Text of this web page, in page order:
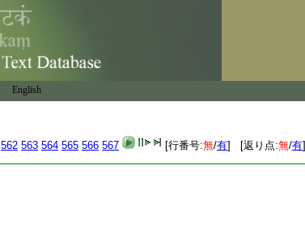
English
562 563 564 565 566 567 [行番号:無/有] [返り点:無/有]